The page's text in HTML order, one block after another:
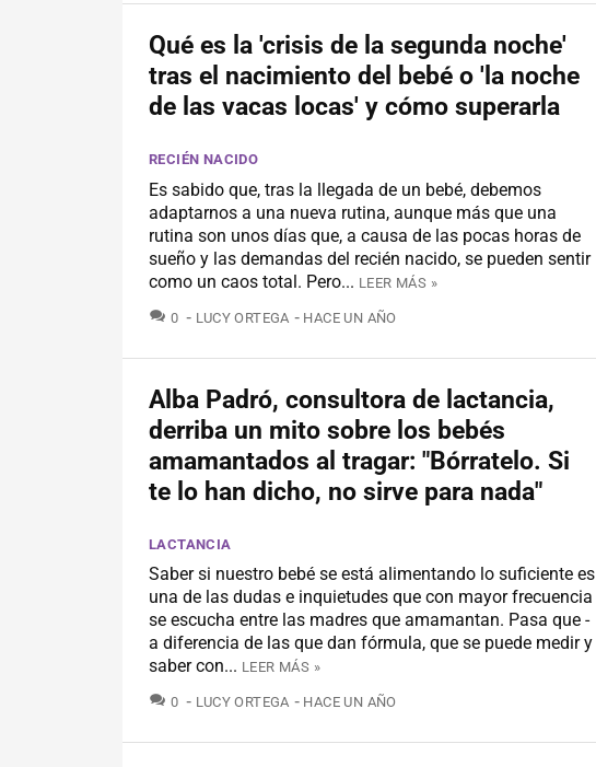
Qué es la 'crisis de la segunda noche'
tras el nacimiento del bebé o 'la noche
de las vacas locas' y cómo superarla
RECIÉN NACIDO
Es sabido que, tras la llegada de un bebé, debemos
adaptarnos a una nueva rutina, aunque más que una
rutina son unos días que, a causa de las pocas horas de
sueño y las demandas del recién nacido, se pueden sentir
como un caos total. Pero... LEER MÁS »
0 COMENTARIOS
LUCY ORTEGA HACE UN AÑO
Alba Padró, consultora de lactancia,
derriba un mito sobre los bebés
amamantados al tragar: "Bórratelo. Si
te lo han dicho, no sirve para nada"
LACTANCIA
Saber si nuestro bebé se está alimentando lo suficiente es
una de las dudas e inquietudes que con mayor frecuencia
se escucha entre las madres que amamantan. Pasa que -
a diferencia de las que dan fórmula, que se puede medir y
saber con... LEER MÁS »
0 COMENTARIOS
LUCY ORTEGA HACE UN AÑO